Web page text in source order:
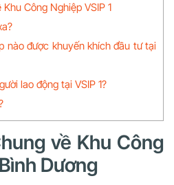
Công Nghiệp VSIP 1
nào được khuyến khích đầu tư tại
lao động tại VSIP 1?
về Khu Công
Dương